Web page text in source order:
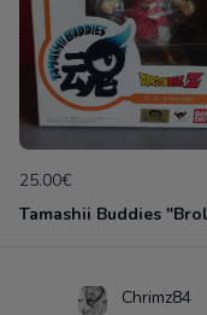
25.00€
Tamashii Buddies
Chrimz84